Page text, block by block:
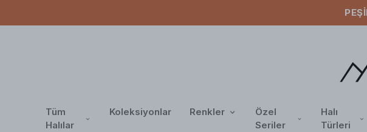
Tüm
Halılar
Koleksiyonlar Renkler
Özel
Seriler
Halı
Türleri